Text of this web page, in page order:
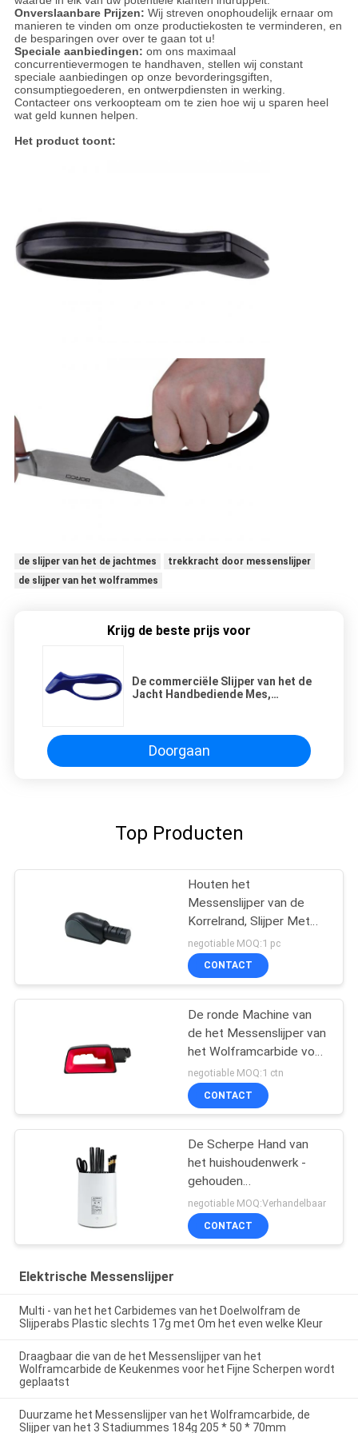
Onverslaanbare Prijzen: Wij streven onophoudelijk ernaar om
manieren te vinden om onze productiekosten te verminderen, en
de besparingen over over te gaan tot u!
Speciale aanbiedingen: om ons maximaal
concurrentievermogen te handhaven, stellen wij constant
speciale aanbiedingen op onze bevorderingsgiften,
consumptiegoederen, en ontwerpdiensten in werking.
Contacteer ons verkoopteam om te zien hoe wij u sparen heel
wat geld kunnen helpen.
Het product toont:
de slijper van het de jachtmes
trekkracht door messenslijper
de slijper van het wolframmes
Krijg de beste prijs voor
De commerciële Slijper van het de
Jacht Handbediende Mes,
Doorgaan
Top Producten
Houten het
Messenslijper van de
Korrelrand, Slijper Met
hoge weerstand van het
het Werk de Scherpe
Mes
negotiable MOQ:1 pc
CONTACT
De ronde Machine van
de het Messenslijper van
het Wolframcarbide voor
Messenhulpmiddel het
Scherpen
negotiable MOQ:1 ctn
CONTACT
De Scherpe Hand van
het huishoudenwerk -
gehouden
Messenslijpers voor
Promotiegift, Vrouwen
negotiable MOQ:Verhandelbaar
CONTACT
Elektrische Messenslijper
Multi - van het het Carbidemes van het Doelwolfram de
Slijperabs Plastic slechts 17g met Om het even welke Kleur
Draagbaar die van de het Messenslijper van het
Wolframcarbide de Keukenmes voor het Fijne Scherpen wordt
geplaatst
Duurzame het Messenslijper van het Wolframcarbide, de
Slijper van het 3 Stadiummes 184g 205 * 50 * 70mm